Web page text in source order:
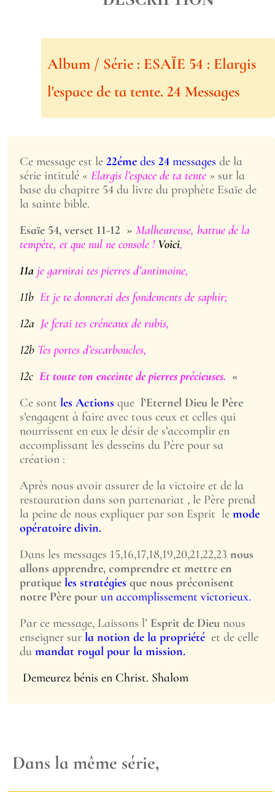
Album / Série : ESAÏE 54 : Elargis
l'espace de ta tente. 24 Messages
Ce message est le 22éme des 24 messages de la
série intitulé « Elargis l’espace de ta tente » sur la
base du chapitre 54 du livre du prophète Esaïe de
la sainte bible.
Esaïe 54, verset 11-12 » Malheureuse, battue de la
tempête, et que nul ne console ! Voici,
11a je garnirai tes pierres d’antimoine,
11b Et je te donnerai des fondements de saphir;
12a Je ferai tes créneaux de rubis,
12b Tes portes d’escarboucles,
12c Et toute ton enceinte de pierres précieuses. «
Ce sont les Actions que l’Eternel Dieu le Père
s’engagent à faire avec tous ceux et celles qui
nourrissent en eux le désir de s’accomplir en
accomplissant les desseins du Père pour sa
création :
Après nous avoir assurer de la victoire et de la
restauration dans son partenariat , le Père prend
la peine de nous expliquer par son Esprit le mode
opératoire divin.
Dans les messages 15,16,17,18,19,20,21,22,23 nous
allons apprendre, comprendre et mettre en
pratique les stratégies que nous préconisent
notre Père pour un accomplissement victorieux.
Par ce message, Laissons l’ Esprit de Dieu nous
enseigner sur la notion de la propriété et de celle
du mandat royal pour la mission.
Demeurez bénis en Christ. Shalom
Dans la même série,